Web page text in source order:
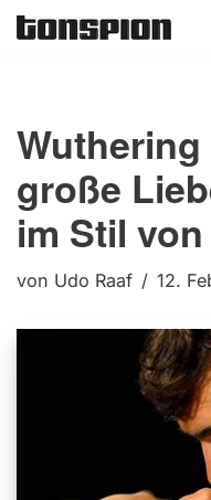
große
im Stil
von Udo Raaf 12.